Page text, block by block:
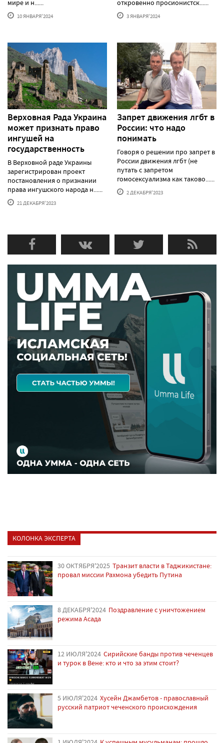
мире и н......
10 ЯНВАРЯ'2024
откровенно просионистск......
3 ЯНВАРЯ'2024
Верховная Рада Украина
может признать право
ингушей на
государственность
В Верховной раде Украины
зарегистрирован проект
постановления о признании
права ингушского народа н......
21 ДЕКАБРЯ'2023
Запрет движения лгбт в
России: что надо
понимать
Говоря о решении про запрет в
России движения лгбт (не
путать с запретом
гомосексуализма как таково......
2 ДЕКАБРЯ'2023
КОЛОНКА ЭКСПЕРТА
30 ОКТЯБРЯ'2025 Транзит власти в Таджикистане:
провал миссии Рахмона убедить Путина
8 ДЕКАБРЯ'2024 Поздравление с уничтожением
режима Асада
12 ИЮЛЯ'2024 Сирийские банды против чеченцев
и турок в Вене: кто и что за этим стоит?
5 ИЮЛЯ'2024 Хусейн Джамбетов - православный
русский патриот чеченского происхождения